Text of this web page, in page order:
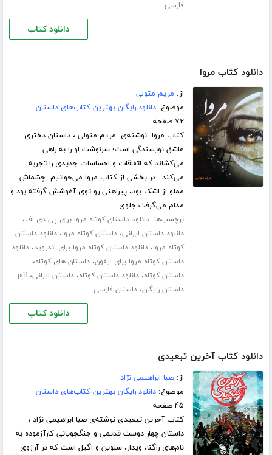
فارسی
دانلود کتاب
دانلود کتاب مروا
از: مریم متولی
موضوع:دانلود رایگان بهترین کتاب‌های داستان
۷۲ صفحه
کتاب مروا نوشته‌ی مریم متولی ، داستان دختری
عاشق نویسندگی است؛ سرنوشت او را به راهی
می‌کشاند که اتفاقات و احساسات جدیدی را تجربه
می‌کند. در بخشی از کتاب مروا می‌خوانیم: چشماش
مملو از اشک بود، پیراهنی رو توی آغوشش گرفته بود و
مدام می‌گرفت جلوی...
برچسب‌ها:دانلود داستان کوتاه مروا برای پی دی اف،
دانلود داستان ایرانی،داستان کوتاه مروا،دانلود داستان
کوتاه مروا،دانلود داستان کوتاه مروا برای اندروید،دانلود
داستان کوتاه مروا برای ایفون،داستان های کوتاه،
داستان کوتاه،دانلود داستان کوتاه،داستان ایرانی،pdf
داستان رایگان،داستان فارسی
دانلود کتاب
دانلود کتاب آخرین تبعیدی
از:صبا ابراهیمی نژاد
موضوع:دانلود رایگان بهترین کتاب‌های داستان
۴۵ صفحه
کتاب آخرین تبعیدی نوشته‌ی صبا ابراهیمی نژاد ،
داستان چهار دوست قدیمی و جنگجویانی کارآزموده به
نام‌های راگنا، ویدار، سلوین و اگیل است که در آرزوی